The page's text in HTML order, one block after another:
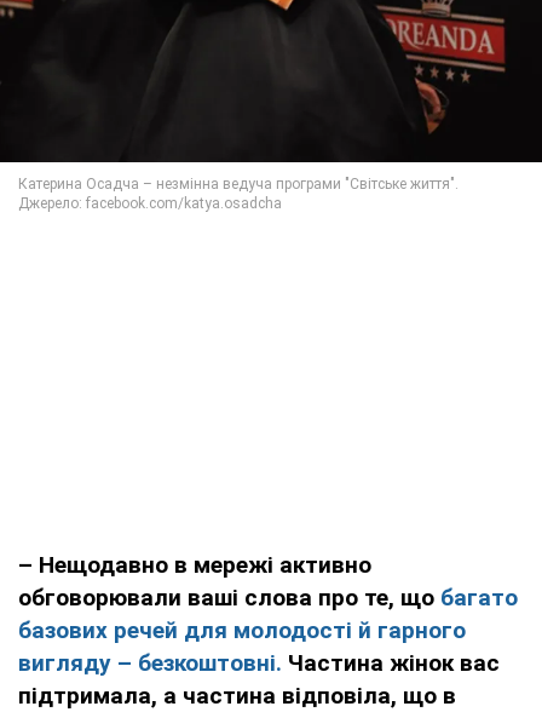
– Нещодавно в мережі активно
обговорювали ваші слова про те, що багато
базових речей для молодості й гарного
вигляду – безкоштовні. Частина жінок вас
підтримала, а частина відповіла, що в